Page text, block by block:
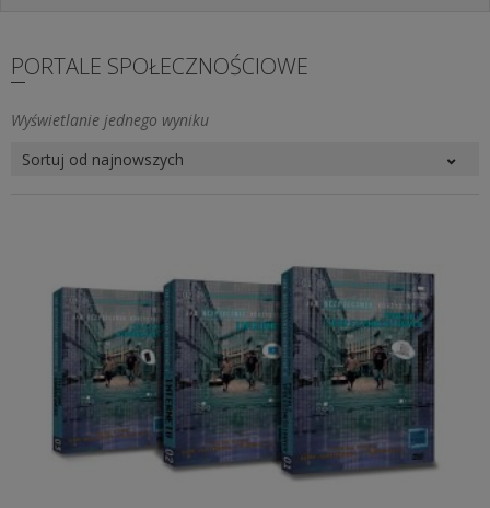
PORTALE SPOŁECZNOŚCIOWE
Wyświetlanie jednego wyniku